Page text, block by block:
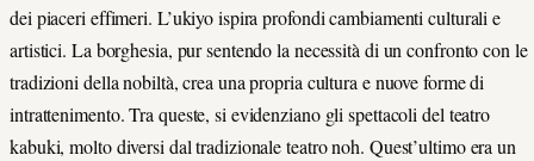
dei piaceri effimeri. L’ukiyo ispira profondi cambiamenti culturali e
artistici. La borghesia, pur sentendo la necessità di un confronto con le
tradizioni della nobiltà, crea una propria cultura e nuove forme di
intrattenimento. Tra queste, si evidenziano gli spettacoli del teatro
kabuki, molto diversi dal tradizionale teatro noh. Quest’ultimo era un